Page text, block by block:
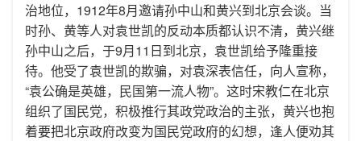
治地位，1912年8月邀请孙中山和黄兴到北京会谈。当
时孙、黄等人对袁世凯的反动本质都认识不清，黄兴继
孙中山之后，于9月11日到北京，袁世凯给予隆重接
待。他受了袁世凯的欺骗，对袁深表信任，向人宣称，
“袁公确是英雄，民国第一流人物”。这时宋教仁在北京
组织了国民党，积极推行其政党政治的主张，黄兴也抱
着要把北京政府改变为国民党政府的幻想，逢人便劝其